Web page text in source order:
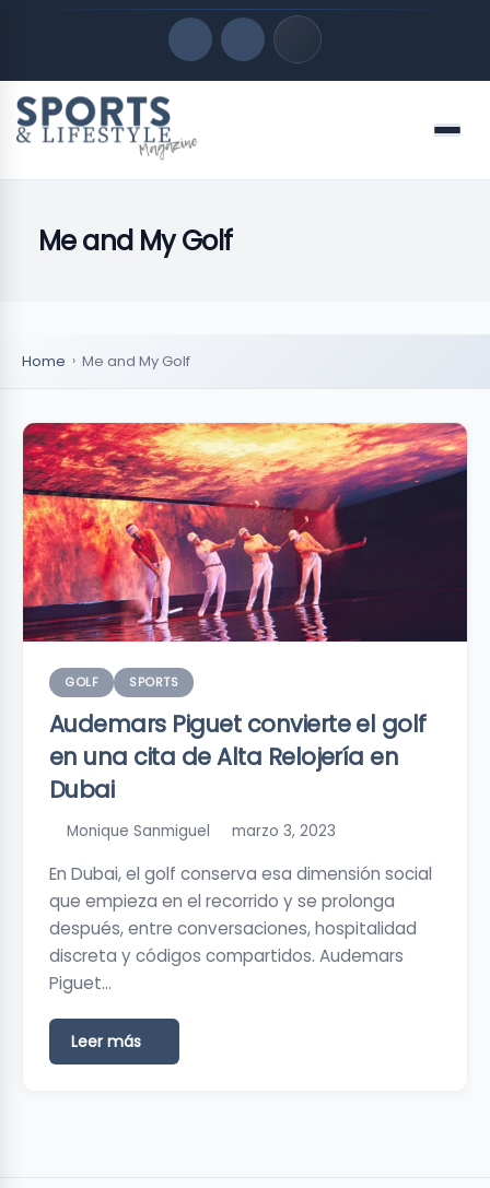
Quick Links
FOLLOW US
Menu
Me and My Golf
Home Me and My Golf
GOLF SPORTS
Audemars Piguet convierte el golf
en una cita de Alta Relojería en
Dubai
Monique Sanmiguel marzo 3, 2023
En Dubai, el golf conserva esa dimensión social
que empieza en el recorrido y se prolonga
después, entre conversaciones, hospitalidad
discreta y códigos compartidos. Audemars
Piguet…
Leer más